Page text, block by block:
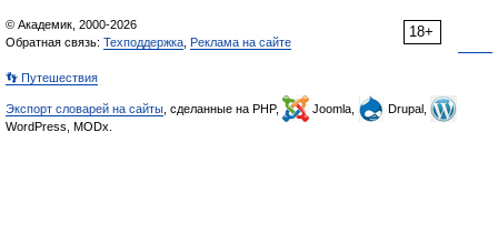
18+
© Академик, 2000-2026
Обратная связь: Техподдержка Реклама на сайте
👣 Путешествия
Экспорт словарей на сайты , сделанные на PHP, Joomla,
Drupal,
WordPress, MODx.